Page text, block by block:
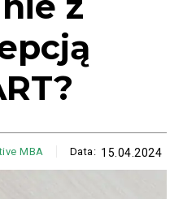
MBA Data: 15.04.2024